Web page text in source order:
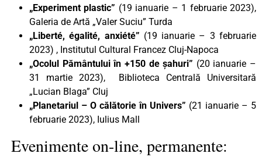
„Experiment plastic” (19 ianuarie – 1 februarie 2023),
Galeria de Artă „Valer Suciu” Turda
„Liberté, égalité, anxiété” (19 ianuarie – 3 februarie
2023) , Institutul Cultural Francez Cluj-Napoca
„Ocolul Pământului în +150 de şahuri” (20 ianuarie –
31 martie 2023), Biblioteca Centrală Universitară
„Lucian Blaga” Cluj
„Planetariul – O călătorie în Univers” (21 ianuarie – 5
februarie 2023), Iulius Mall
Evenimente on-line, permanente: